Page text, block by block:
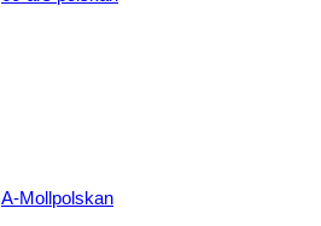
A-Mollpolskan